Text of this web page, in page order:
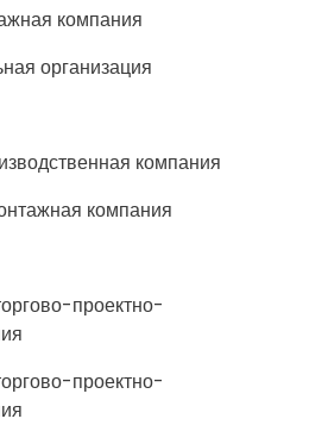
компания
организация
компания
компания
проектно-
проектно-